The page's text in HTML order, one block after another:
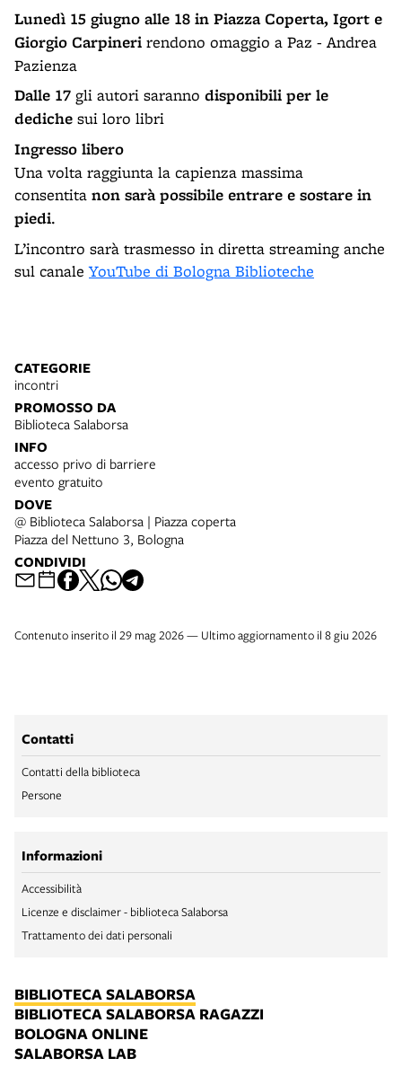
Lunedì 15 giugno alle 18 in Piazza Coperta, Igort e
Giorgio Carpineri rendono omaggio a Paz - Andrea
Pazienza
Dalle 17 gli autori saranno disponibili per le
dediche sui loro libri
Ingresso libero
Una volta raggiunta la capienza massima
consentita non sarà possibile entrare e sostare in
piedi.
L’incontro sarà trasmesso in diretta streaming anche
sul canaleYouTube di Bologna Biblioteche
CATEGORIE
incontri
PROMOSSO DA
Biblioteca Salaborsa
INFO
accesso privo di barriere
evento gratuito
DOVE
@ Biblioteca Salaborsa | Piazza coperta
Piazza del Nettuno 3, Bologna
CONDIVIDI
Contenuto inserito il 29 mag 2026 — Ultimo aggiornamento il 8 giu 2026
Contatti
Contatti della biblioteca
Persone
Informazioni
Accessibilità
Licenze e disclaimer - biblioteca Salaborsa
Trattamento dei dati personali
BIBLIOTECA SALABORSA
BIBLIOTECA SALABORSA RAGAZZI
BOLOGNA ONLINE
SALABORSA LAB